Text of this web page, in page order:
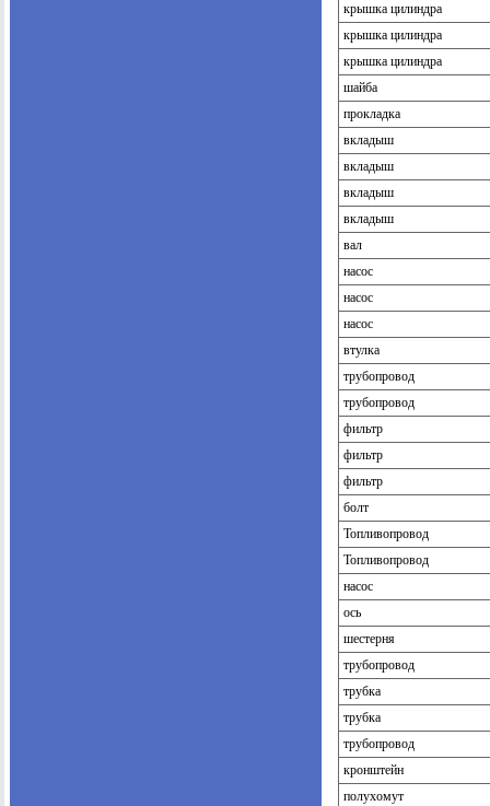
крышка цилиндра
крышка цилиндра
крышка цилиндра
шайба
прокладка
вкладыш
вкладыш
вкладыш
вкладыш
вал
насос
насос
насос
втулка
трубопровод
трубопровод
фильтр
фильтр
фильтр
болт
Топливопровод
Топливопровод
насос
ось
шестерня
трубопровод
трубка
трубка
трубопровод
кронштейн
полухомут